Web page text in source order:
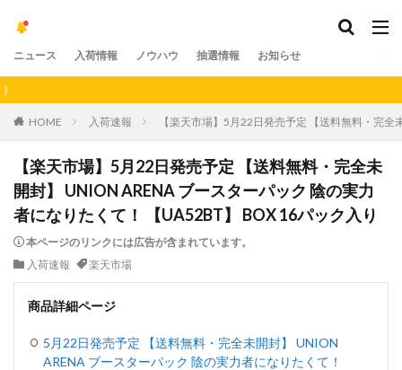
ニュース 入荷情報 ノウハウ 抽選情報 お知らせ
HOME 入荷速報 【楽天市場】5月22日発売予定 【送料無料・完
【楽天市場】5月22日発売予定 【送料無料・完全未
開封】 UNION ARENA ブースターパック 陰の実力
者になりたくて！ 【UA52BT】 BOX 16パック入り
本ページのリンクには広告が含まれています。
入荷速報
楽天市場
商品詳細ページ
5月22日発売予定 【送料無料・完全未開封】 UNION
ARENA ブースターパック 陰の実力者になりたくて！